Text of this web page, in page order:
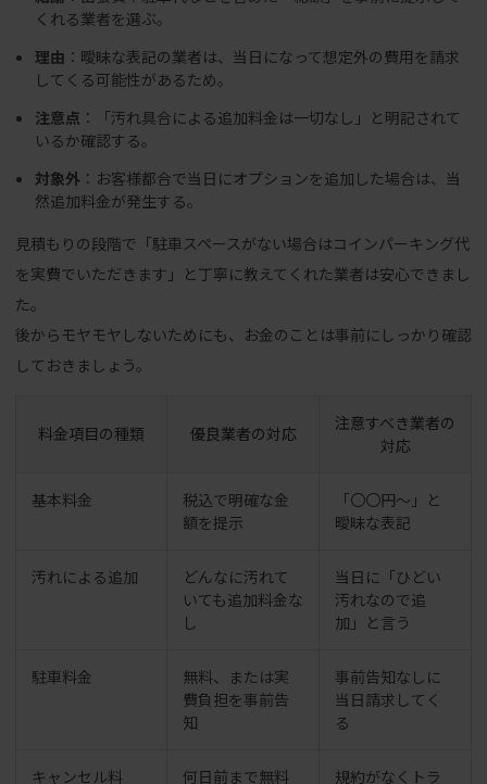
くれる業者を選ぶ。
理由 ：曖昧な表記の業者は、当日になって想定外の費用を請求
してくる可能性があるため。
注意点 ：「汚れ具合による追加料金は一切なし」と明記されて
いるか確認する。
対象外：お客様都合で当日にオプションを追加した場合は、当
然追加料金が発生する。
見積もりの段階で「駐車スペースがない場合はコインパーキング代
を実費でいただきます」と丁寧に教えてくれた業者は安心できまし
た。
後からモヤモヤしないためにも、お金のことは事前にしっかり確認
しておきましょう。
料金項目の種類 優良業者の対応
注意すべき業者の
対応
基本料金
税込で明確な金
額を提示
「〇〇円〜」と
曖昧な表記
汚れによる追加
どんなに汚れて
いても追加料金な
し
当日に「ひどい
汚れなので追
加」と言う
駐車料金
無料、または実
費負担を事前告
知
事前告知なしに
当日請求してく
る
キャンセル料 何日前まで無料 規約がなくトラ